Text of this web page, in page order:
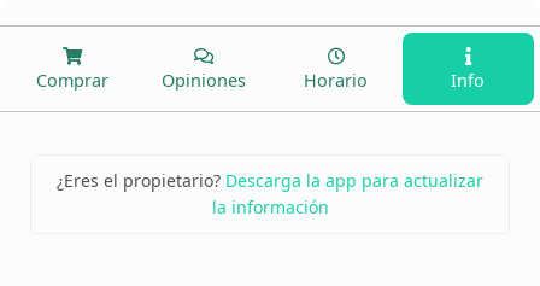
Comprar Opiniones Horario Info
¿Eres el propietario? Descarga la app para actualizar
la información